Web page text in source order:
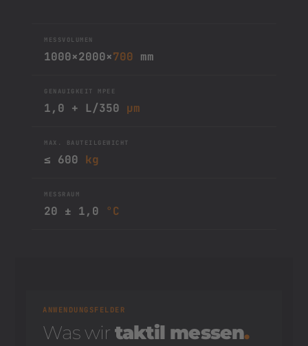
MESSVOLUMEN
1000×2000×700 mm
GENAUIGKEIT MPEE
1,0 + L/350 µm
MAX. BAUTEILGEWICHT
≤ 600 kg
MESSRAUM
20 ± 1,0 °C
ANWENDUNGSFELDER
Was wir taktil messen.